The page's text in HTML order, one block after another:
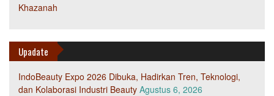
Khazanah
Upadate
IndoBeauty Expo 2026 Dibuka, Hadirkan Tren, Teknologi,
dan Kolaborasi Industri Beauty Agustus 6, 2026